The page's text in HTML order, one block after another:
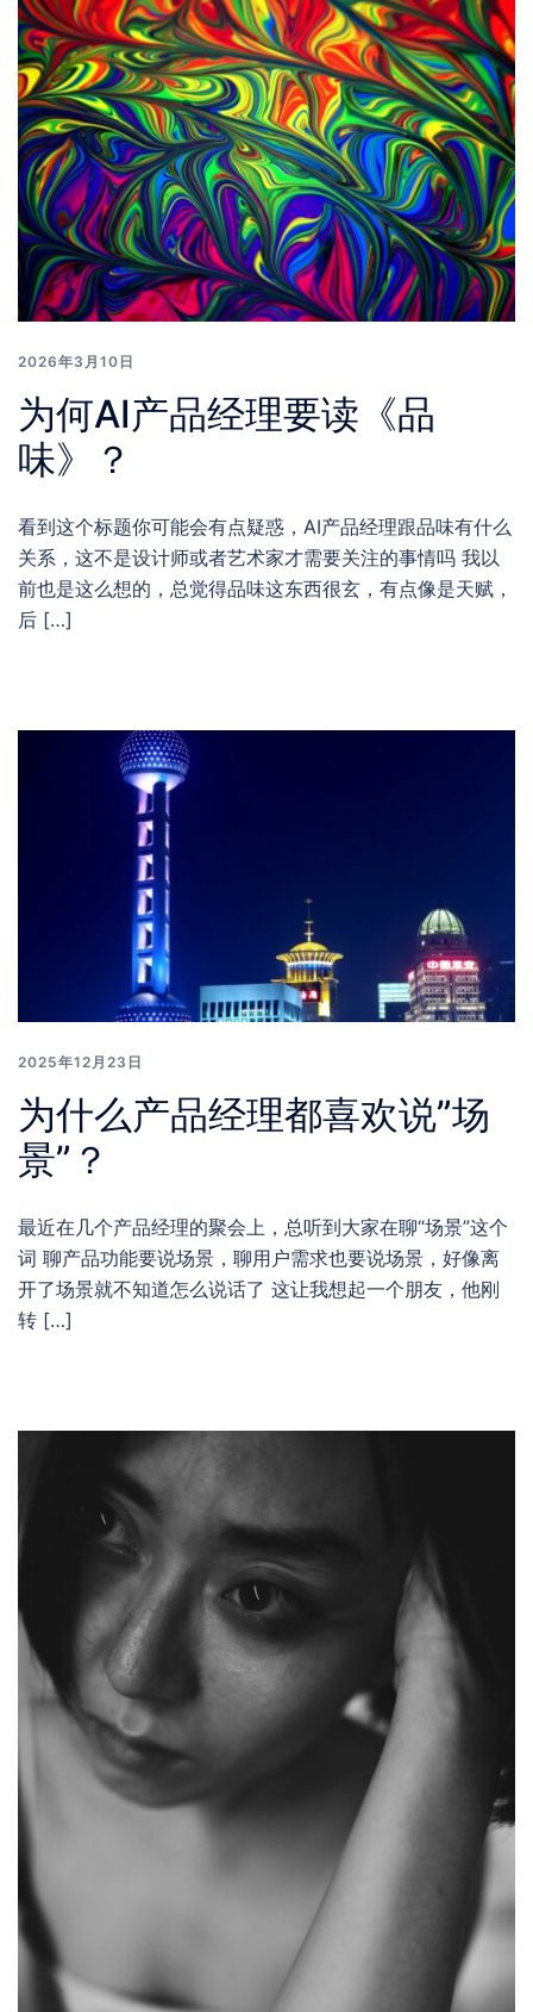
2026年3月10日
为何AI产品经理要读《品
味》？
看到这个标题你可能会有点疑惑，AI产品经理跟品味有什么
关系，这不是设计师或者艺术家才需要关注的事情吗 我以
前也是这么想的，总觉得品味这东西很玄，有点像是天赋，
后 […]
2025年12月23日
为什么产品经理都喜欢说”场
景”？
最近在几个产品经理的聚会上，总听到大家在聊“场景”这个
词 聊产品功能要说场景，聊用户需求也要说场景，好像离
开了场景就不知道怎么说话了 这让我想起一个朋友，他刚
转 […]